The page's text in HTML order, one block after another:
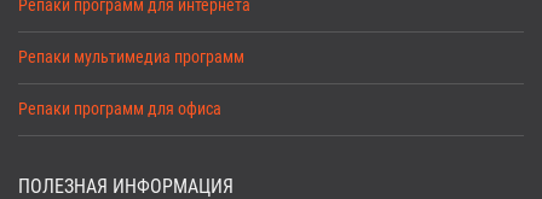
Репаки программ для интернета
Репаки мультимедиа программ
Репаки программ для офиса
ПОЛЕЗНАЯ ИНФОРМАЦИЯ